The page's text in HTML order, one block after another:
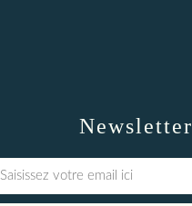
Newsletter